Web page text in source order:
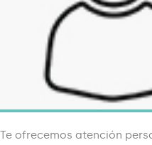
Te ofrecemos atención